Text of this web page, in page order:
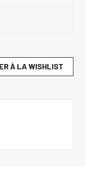
À LA WISHLIST